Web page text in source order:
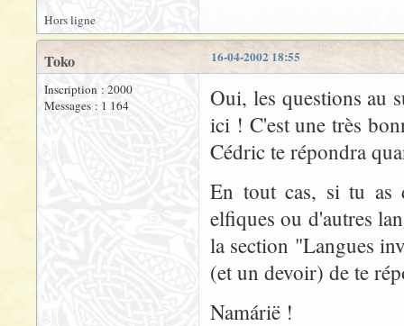
Hors ligne
16-04-2002 18:55
Toko
Inscription : 2000
Messages : 1 164
Oui, les questions au
ici ! C'est une très
Cédric te répondra
En tout cas, si tu as
elfiques ou d'autres
la section "Langues
(et un devoir) de te
Namárië !